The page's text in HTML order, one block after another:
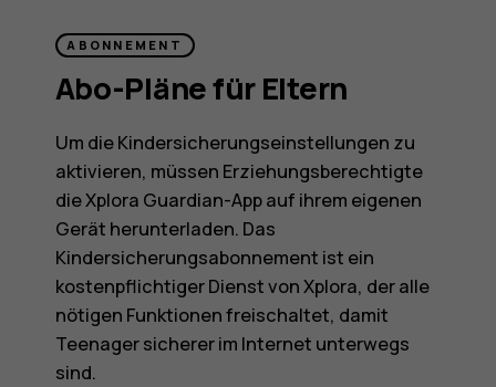
ABONNEMENT
Abo-Pläne für Eltern
Um die Kindersicherungseinstellungen zu
aktivieren, müssen Erziehungsberechtigte
die Xplora Guardian-App auf ihrem eigenen
Gerät herunterladen. Das
Kindersicherungsabonnement ist ein
kostenpflichtiger Dienst von Xplora, der alle
nötigen Funktionen freischaltet, damit
Teenager sicherer im Internet unterwegs
sind.